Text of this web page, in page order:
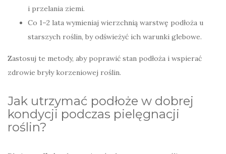
i przelania ziemi.
Co 1–2 lata wymieniaj wierzchnią warstwę podłoża u
starszych roślin, by odświeżyć ich warunki glebowe.
Zastosuj te metody, aby poprawić stan podłoża i wspierać
zdrowie bryły korzeniowej roślin.
Jak utrzymać podłoże w dobrej
kondycji podczas pielęgnacji
roślin?